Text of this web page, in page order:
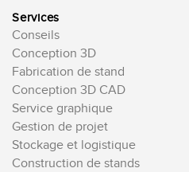
Services
Conseils
Conception 3D
Fabrication de stand
Conception 3D CAD
Service graphique
Gestion de projet
Stockage et logistique
Construction de stands